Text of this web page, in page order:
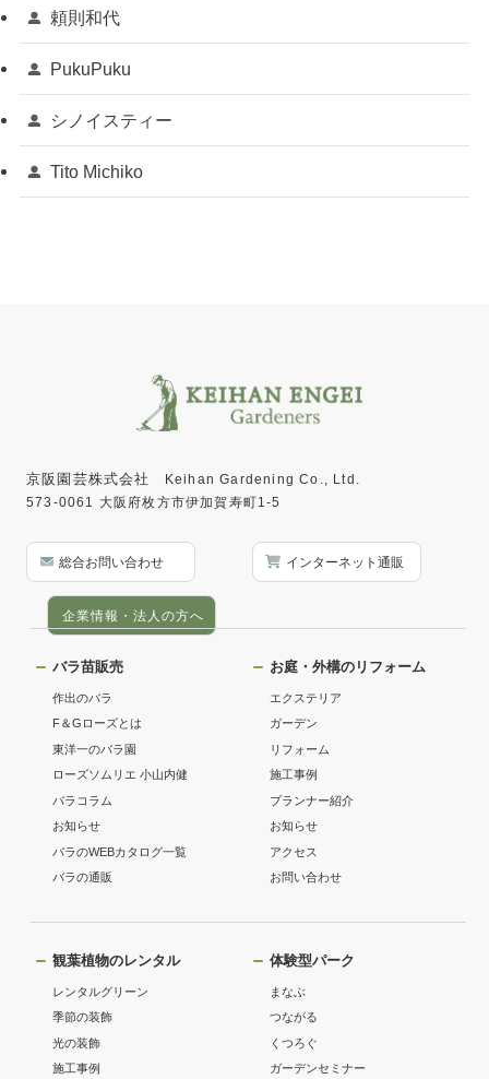
頼則和代
PukuPuku
シノイスティー
Tito Michiko
京阪園芸株式会社
Keihan Gardening Co., Ltd.
573-0061 大阪府枚方市伊加賀寿町1-5
総合お問い合わせ インターネット通販
企業情報・法人の方へ
バラ苗販売
作出のバラ
F＆Gローズとは
東洋一のバラ園
ローズソムリエ 小山内健
バラコラム
お知らせ
バラのWEBカタログ一覧
バラの通販
お庭・外構のリフォーム
エクステリア
ガーデン
リフォーム
施工事例
プランナー紹介
お知らせ
アクセス
お問い合わせ
観葉植物のレンタル
レンタルグリーン
季節の装飾
光の装飾
施工事例
体験型パーク
まなぶ
つながる
くつろぐ
ガーデンセミナー